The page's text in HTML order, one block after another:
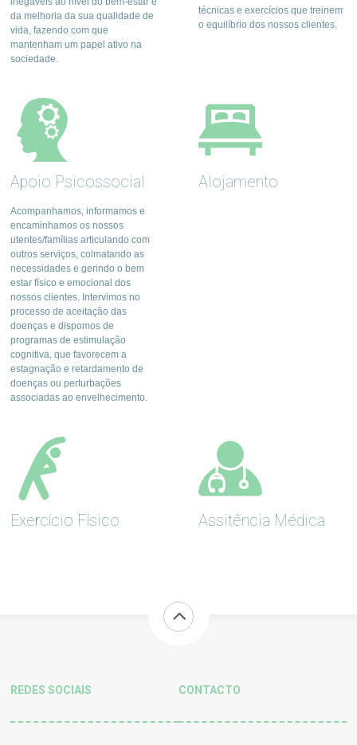
da melhoria da sua qualidade de
vida, fazendo com que
mantenham um papel ativo na
sociedade.
técnicas e exercícios que treinem
o equilíbrio dos nossos clientes.
Apoio Psicossocial
Acompanhamos, informamos e
encaminhamos os nossos
utentes/famílias articulando com
outros serviços, colmatando as
necessidades e gerindo o bem
estar físico e emocional dos
nossos clientes. Intervimos no
processo de aceitação das
doenças e dispomos de
programas de estimulação
cognitiva, que favorecem a
estagnação e retardamento de
doenças ou perturbações
associadas ao envelhecimento.
Alojamento
Exercício Físico Assitência Médica
REDES SOCIAIS CONTACTO